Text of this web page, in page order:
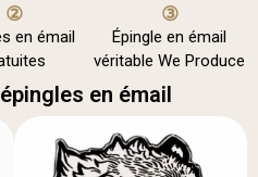
②
en émail
③
Épingle en émail
véritable We Produce
en émail